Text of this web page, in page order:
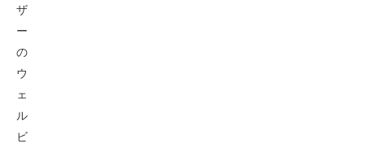
ザ
ー
の
ウ
ェ
ル
ビ